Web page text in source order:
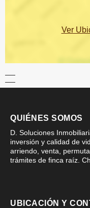
Ver
QUIÉNES SOMOS
D. Soluciones
inversión y calidad de
arriendo, venta,
trámites de finca raíz.
UBICACIÓN Y